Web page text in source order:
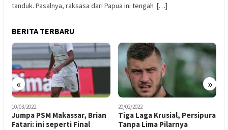
tanduk. Pasalnya, raksasa dari Papua ini tengah […]
BERITA TERBARU
« »
10/03/2022
Jumpa PSM Makassar, Brian
Fatari: ini seperti Final
20/02/2022
Tiga Laga Krusial, Persipura
Tanpa Lima Pilarnya